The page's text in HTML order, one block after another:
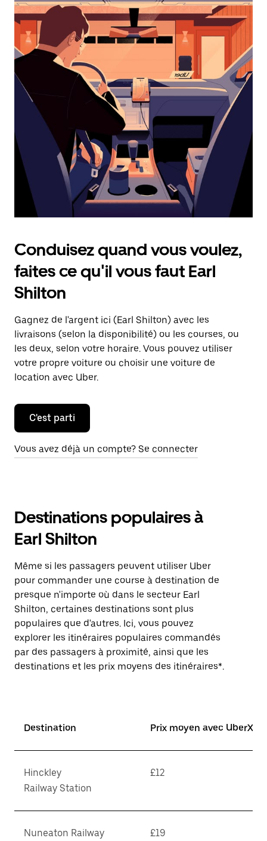
interagir
avec
calendrier
et
sélectionner
une
date.
Appuyez
d'échappement
pour
fermer
calendrier.
Conduisez quand vous voulez,
faites ce qu'il vous faut Earl
Shilton
Gagnez de l'argent ici (Earl Shilton) avec les
livraisons (selon la disponibilité) ou les courses, ou
les deux, selon votre horaire. Vous pouvez utiliser
votre propre voiture ou choisir une voiture de
location avec Uber.
C'est parti
Vous avez déjà un compte? Se connecter
Destinations populaires à
Earl Shilton
Même si les passagers peuvent utiliser Uber
pour commander une course à destination de
presque n'importe où dans le secteur Earl
Shilton, certaines destinations sont plus
populaires que d'autres. Ici, vous pouvez
explorer les itinéraires populaires commandés
par des passagers à proximité, ainsi que les
destinations et les prix moyens des itinéraires*.
Destination Prix moyen avec UberX*
Hinckley
Railway Station
£12
Nuneaton Railway £19